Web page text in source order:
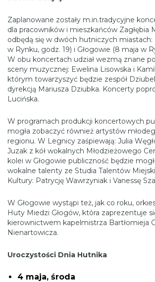
Zaplanowane zostały m.in.tradycyjne
dla pracowników i mieszkańców Zagłębia
odbędą się w dwóch hutniczych
w Rynku, godz. 19) i Głogowie (8 maja w
W obu koncertach udział wezmą znane
sceny muzycznej: Ewelina Lisowska i
którym towarzyszyć będzie zespół
dyrekcją Mariusza Dziubka. Koncerty
Lucińska.
W programach produkcji koncertowych
mogła zobaczyć również artystów
regionu. W Legnicy zaśpiewają: Julia
Juzak z kół wokalnych Młodzieżowego
kolei w Głogowie publiczność będzie
wokalne talenty ze Studia Talentów
Kultury: Patrycję Wawrzyniak i Vanessę
W Głogowie wystąpi też, jak co roku,
Huty Miedzi Głogów, która zaprezentuje
kierownictwem kapelmistrza Bartłomieja
Nienartowicza.
Uroczystości Dnia Hutnika
4 maja, środa